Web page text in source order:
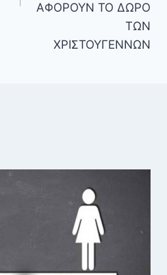
ΑΦΟΡΟΥΝ ΤΟ ΔΩΡΟ
ΤΩΝ
ΧΡΙΣΤΟΥΓΕΝΝΩΝ